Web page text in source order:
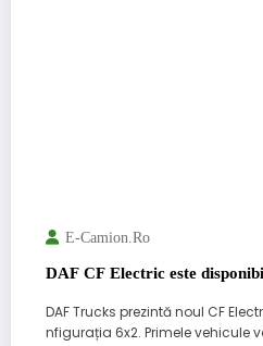
E-Camion.ro
DAF CF Electric este
DAF Trucks prezintă noul CF
nfigurația 6x2. Primele vehicule